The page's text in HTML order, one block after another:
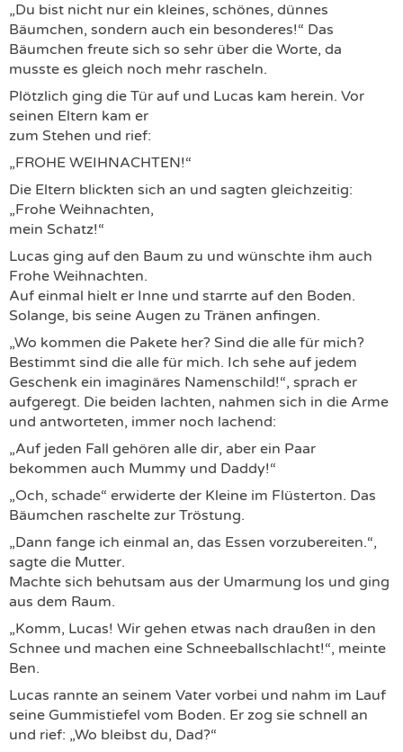
„Du bist nicht nur ein kleines, schönes, dünnes
Bäumchen, sondern auch ein besonderes!“ Das
Bäumchen freute sich so sehr über die Worte, da
musste es gleich noch mehr rascheln.
Plötzlich ging die Tür auf und Lucas kam herein. Vor
seinen Eltern kam er
zum Stehen und rief:
„FROHE WEIHNACHTEN!“
Die Eltern blickten sich an und sagten gleichzeitig:
„Frohe Weihnachten,
mein Schatz!“
Lucas ging auf den Baum zu und wünschte ihm auch
Frohe Weihnachten.
Auf einmal hielt er Inne und starrte auf den Boden.
Solange, bis seine Augen zu Tränen anfingen.
„Wo kommen die Pakete her? Sind die alle für mich?
Bestimmt sind die alle für mich. Ich sehe auf jedem
Geschenk ein imaginäres Namenschild!“, sprach er
aufgeregt. Die beiden lachten, nahmen sich in die Arme
und antworteten, immer noch lachend:
„Auf jeden Fall gehören alle dir, aber ein Paar
bekommen auch Mummy und Daddy!“
„Och, schade“ erwiderte der Kleine im Flüsterton. Das
Bäumchen raschelte zur Tröstung.
„Dann fange ich einmal an, das Essen vorzubereiten.“,
sagte die Mutter.
Machte sich behutsam aus der Umarmung los und ging
aus dem Raum.
„Komm, Lucas! Wir gehen etwas nach draußen in den
Schnee und machen eine Schneeballschlacht!“, meinte
Ben.
Lucas rannte an seinem Vater vorbei und nahm im Lauf
seine Gummistiefel vom Boden. Er zog sie schnell an
und rief: „Wo bleibst du, Dad?“